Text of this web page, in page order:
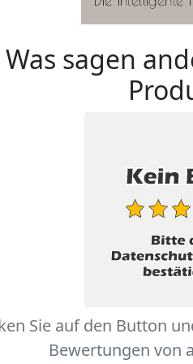
Was sagen
Sie auf den Button
Bewertungen von